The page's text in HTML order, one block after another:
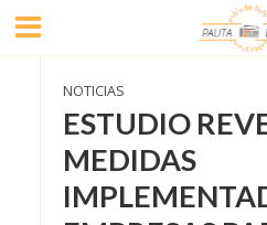
NOTICIAS
ESTUDIO
MEDIDAS